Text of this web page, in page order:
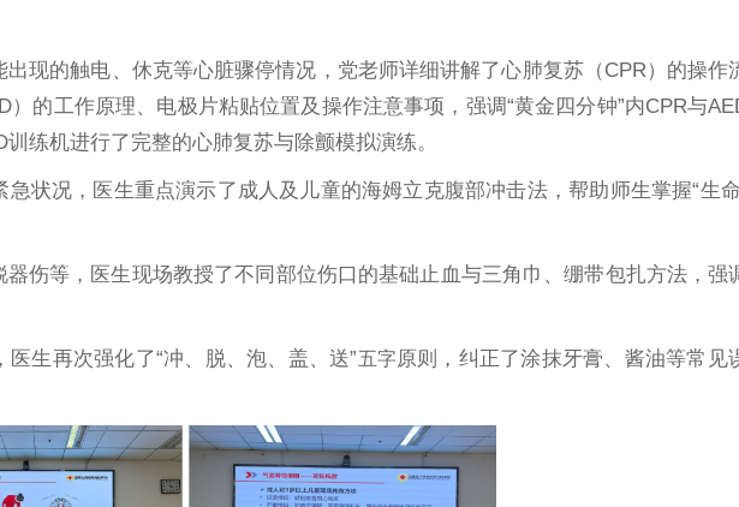
现的触电、休克等心脏骤停情况，党老师详细讲解了心肺复苏（CPR）的操作
的工作原理、电极片粘贴位置及操作注意事项，强调“黄金四分钟”内CPR与
练机进行了完整的心肺复苏与除颤模拟演练。
状况，医生重点演示了成人及儿童的海姆立克腹部冲击法，帮助师生掌握“生
伤等，医生现场教授了不同部位伤口的基础止血与三角巾、绷带包扎方法，强
生再次强化了“冲、脱、泡、盖、送”五字原则，纠正了涂抹牙膏、酱油等常见